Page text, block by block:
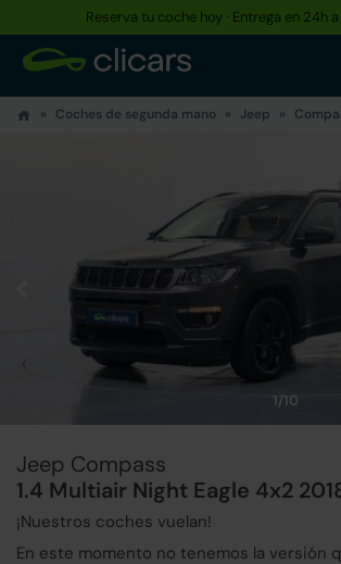
Reserva tu coche hoy · Entrega en 24h
Coches de segunda mano Jeep
1/10
Jeep Compass
1.4 Multiair Night Eagle 4x2
¡Nuestros coches vuelan!
En este momento no tenemos la versión